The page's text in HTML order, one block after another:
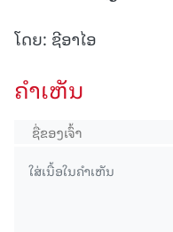
ໂດຍ: ຊີອາໄອ
ຄໍາເຫັນ